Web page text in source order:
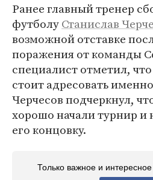
Ранее главный тренер
футболуСтанислав
возможной отставке
поражения от команды
специалист отметил,
стоит адресовать
Черчесов подчеркнул,
хорошо начали турнир и
его концовку.
Только важное и